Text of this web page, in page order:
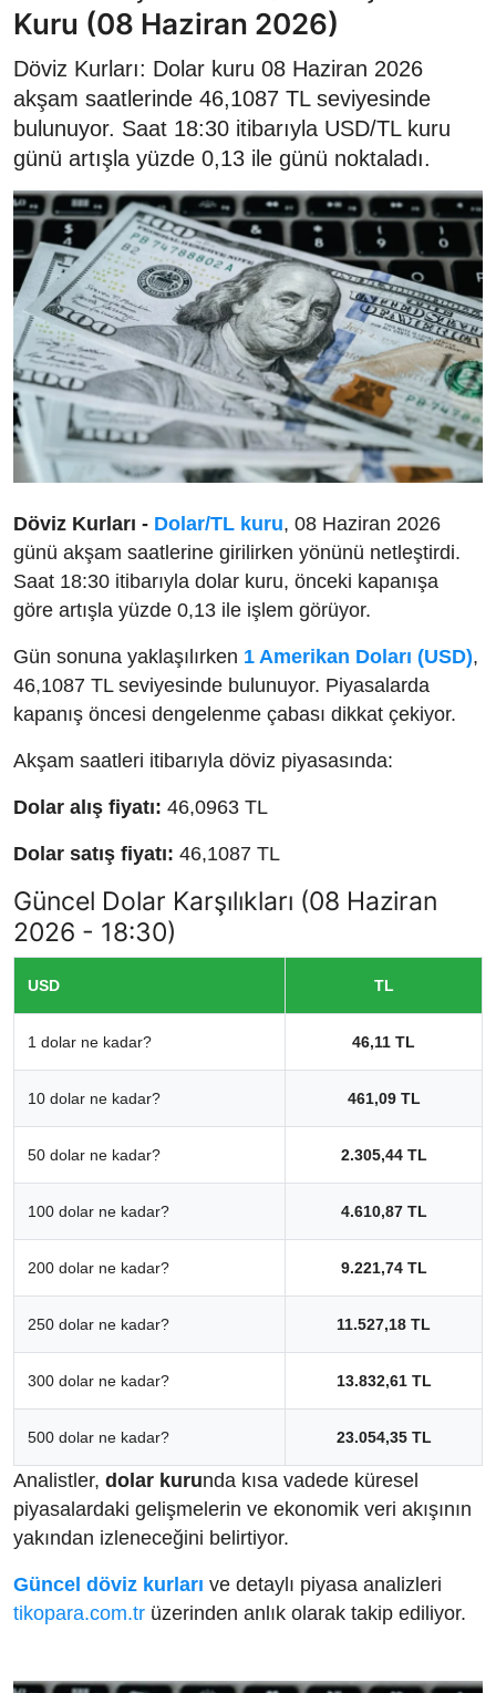
Kuru (08 Haziran 2026)
Döviz Kurları: Dolar kuru 08 Haziran 2026
akşam saatlerinde 46,1087 TL seviyesinde
bulunuyor. Saat 18:30 itibarıyla USD/TL kuru
günü artışla yüzde 0,13 ile günü noktaladı.
Döviz Kurları - Dolar/TL kuru, 08 Haziran 2026
günü akşam saatlerine girilirken yönünü netleştirdi.
Saat 18:30 itibarıyla dolar kuru, önceki kapanışa
göre artışla yüzde 0,13 ile işlem görüyor.
Gün sonuna yaklaşılırken 1 Amerikan Doları (USD),
46,1087 TL seviyesinde bulunuyor. Piyasalarda
kapanış öncesi dengelenme çabası dikkat çekiyor.
Akşam saatleri itibarıyla döviz piyasasında:
Dolar alış fiyatı: 46,0963 TL
Dolar satış fiyatı: 46,1087 TL
Güncel Dolar Karşılıkları (08 Haziran
2026 - 18:30)
USD TL
1 dolar ne kadar? 46,11 TL
10 dolar ne kadar? 461,09 TL
50 dolar ne kadar? 2.305,44 TL
100 dolar ne kadar? 4.610,87 TL
200 dolar ne kadar? 9.221,74 TL
250 dolar ne kadar? 11.527,18 TL
300 dolar ne kadar? 13.832,61 TL
500 dolar ne kadar? 23.054,35 TL
Analistler, dolar kurunda kısa vadede küresel
piyasalardaki gelişmelerin ve ekonomik veri akışının
yakından izleneceğini belirtiyor.
Güncel döviz kurları ve detaylı piyasa analizleri
tikopara.com.tr üzerinden anlık olarak takip ediliyor.